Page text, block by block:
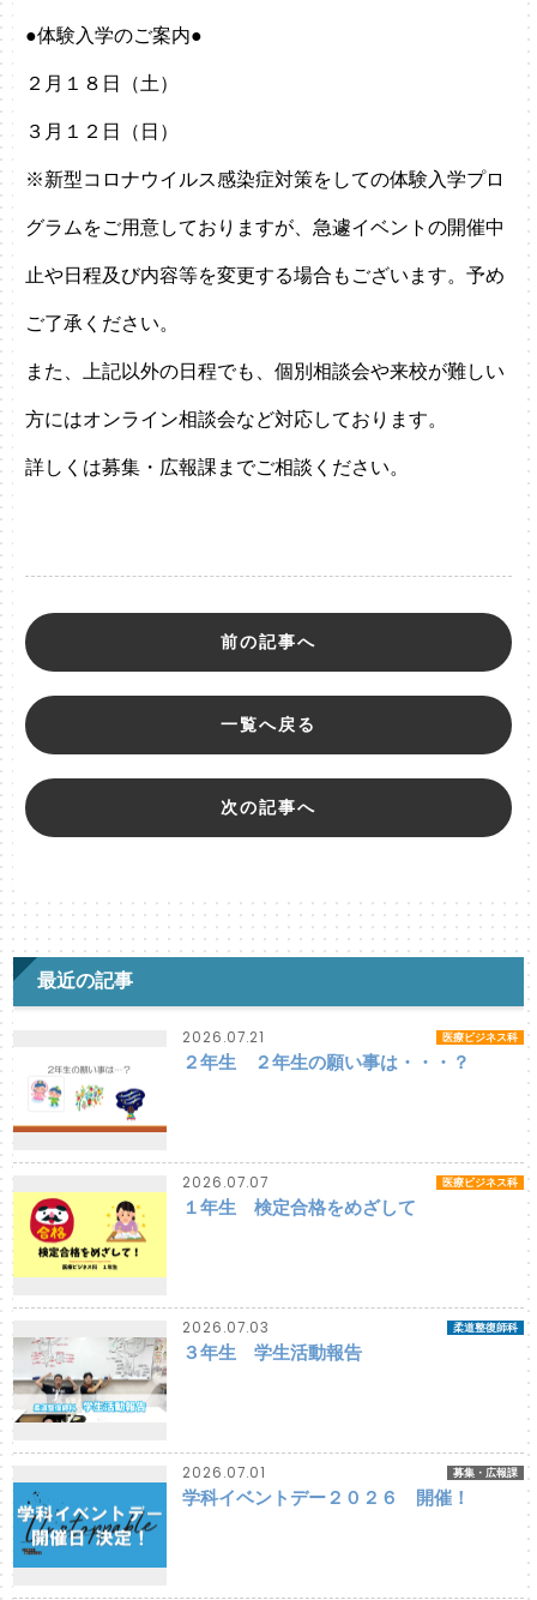
●体験入学のご案内●
２月１８日（土）
３月１２日（日）
※新型コロナウイルス感染症対策をしての体験入学プロ
グラムをご用意しておりますが、急遽イベントの開催中
止や日程及び内容等を変更する場合もございます。予め
ご了承ください。
また、上記以外の日程でも、個別相談会や来校が難しい
方にはオンライン相談会など対応しております。
詳しくは募集・広報課までご相談ください。
前の記事へ
一覧へ戻る
次の記事へ
最近の記事
2026.07.21 医療ビジネス科
２年生 ２年生の願い事は・・・？
2026.07.07 医療ビジネス科
１年生 検定合格をめざして
2026.07.03 柔道整復師科
３年生 学生活動報告
2026.07.01 募集・広報課
学科イベントデー２０２６ 開催！